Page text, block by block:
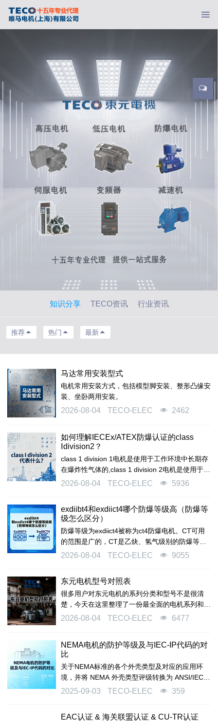
知识分享 TECO资讯 行业资讯
推荐 热门 最新
马达常用安装型式
电机常用安装方式，包括模型脚安装、整形凸缘安
装、坐卧两用安装。
2026-08-04 TECO-ELEC 2462
如何理解IECEx/ATEX防爆认证的class
Ⅰdivision2？
class 1 division 1电机是使用于工作环境中长期存
在爆炸性气体的,class 1 division 2电机是使用于工
作环境中偶尔会出现爆炸性气体。
2026-08-04 TECO-ELEC 5936
exdiibt4和exdiict4哪个防爆等级高（防爆等
级怎么区分）
防爆等级为exdiict4被称为ct4防爆电机。CT可用
的范围是广的，CT是乙炔、氢气级别的防爆等
级，若环境里有乙炔、氢气这些气体，要用CT级
2026-08-04 TECO-ELEC 9055
东元电机型号对照表
很多用户对东元电机的系列分类和型号不是很清
楚，今天在这里整理了一份最全面的电机系列和型
号的分类详细说明，希望可以帮到大家。
2026-08-04 TECO-ELEC 6477
NEMA电机的防护等级及与IEC-IP代码的对
比
关于NEMA标准的各个外壳类型及对应的应用环
境，并将 NEMA 外壳类型评级转换为 ANSI/IEC
60529 外壳分类名称（IP）。
2025-09-03 TECO-ELEC 359
EAC认证 & 海关联盟认证 & CU-TR认证